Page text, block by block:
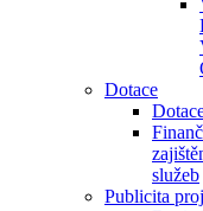
Dotace
služeb
Publicita